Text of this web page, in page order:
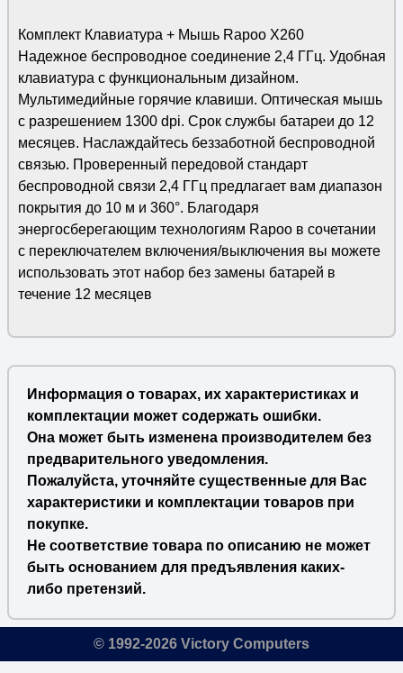
Комплект Клавиатура + Мышь Rapoo X260
Надежное беспроводное соединение 2,4 ГГц. Удобная
клавиатура с функциональным дизайном.
Мультимедийные горячие клавиши. Оптическая мышь
с разрешением 1300 dpi. Срок службы батареи до 12
месяцев. Наслаждайтесь беззаботной беспроводной
связью. Проверенный передовой стандарт
беспроводной связи 2,4 ГГц предлагает вам диапазон
покрытия до 10 м и 360°. Благодаря
энергосберегающим технологиям Rapoo в сочетании
с переключателем включения/выключения вы можете
использовать этот набор без замены батарей в
течение 12 месяцев
Информация о товарах, их характеристиках и
комплектации может содержать ошибки.
Она может быть изменена производителем без
предварительного уведомления.
Пожалуйста, уточняйте существенные для Вас
характеристики и комплектации товаров при
покупке.
Не соответствие товара по описанию не может
быть основанием для предъявления каких-
либо претензий.
© 1992-2026 Victory Computers